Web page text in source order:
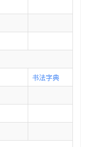
书法字典